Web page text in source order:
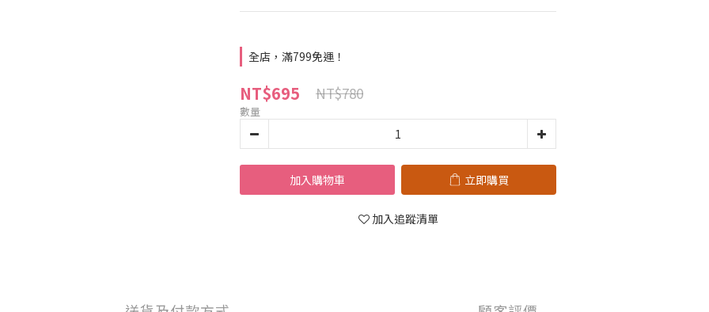
全店，滿799免運！
NT$695 NT$780
數量
加入購物車 立即購買
加入追蹤清單